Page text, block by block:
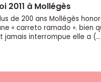
2011 à Mollégès
de 200 ans Mollégès
« carreto ramado ». bien
jamais interrompue elle a